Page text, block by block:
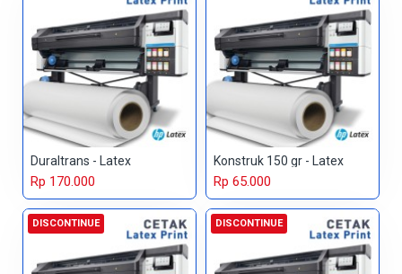
Duraltrans - Latex
Rp 170.000
Konstruk 150 gr - Latex
Rp 65.000
DISCONTINUE DISCONTINUE